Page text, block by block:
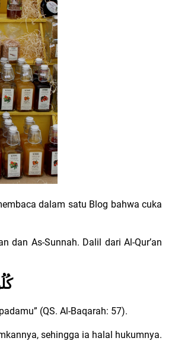
dalam satu Blog bahwa cuka
dan As-Sunnah. Dalil dari Al-Qur’an
(QS. Al-Baqarah: 57).
sehingga ia halal hukumnya.